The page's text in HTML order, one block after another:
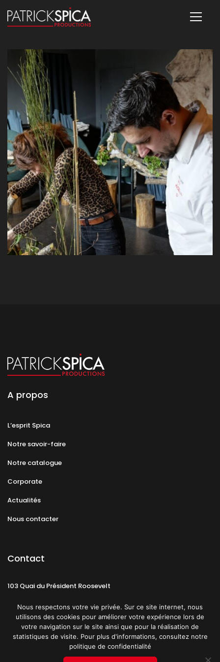
A propos
L’esprit Spica
Notre savoir-faire
Notre catalogue
Corporate
Actualités
Nous contacter
Contact
103 Quai du Président Roosevelt
CGU Politique de confidentialité
Nous respectons votre vie privée. Sur ce site internet, nous
utilisons des cookies pour améliorer votre expérience lors de
votre navigation sur le site ainsi que pour la réalisation de
statistiques de visite. Pour plus d'informations, consultez notre
politique de confidentialité